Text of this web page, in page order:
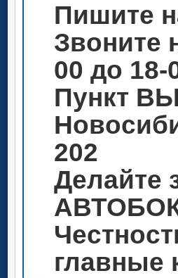
Пишите
Звоните
00 до
Пункт
202
Делайте
главные